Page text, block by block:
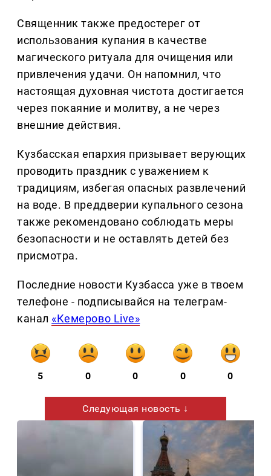
Священник также предостерег от
использования купания в качестве
магического ритуала для очищения или
привлечения удачи. Он напомнил, что
настоящая духовная чистота достигается
через покаяние и молитву, а не через
внешние действия.
Кузбасская епархия призывает верующих
проводить праздник с уважением к
традициям, избегая опасных развлечений
на воде. В преддверии купального сезона
также рекомендовано соблюдать меры
безопасности и не оставлять детей без
присмотра.
Последние новости Кузбасса уже в твоем
телефоне - подписывайся на телеграм-
канал «Кемерово Live»
5 0 0 0 0
Следующая новость ↓